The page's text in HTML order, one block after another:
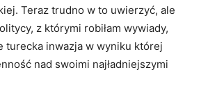
Teraz trudno w to uwierzyć, ale
z którymi robiłam wywiady,
turecka inwazja w wyniku której
nad swoimi najładniejszymi